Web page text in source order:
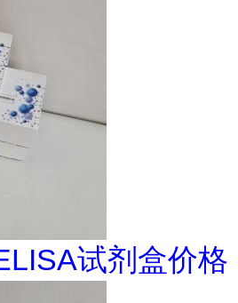
试剂盒价格